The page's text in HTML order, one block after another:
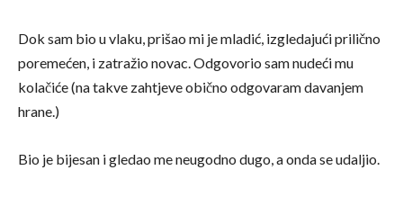
Dok sam bio u vlaku, prišao mi je mladić, izgledajući prilično
poremećen, i zatražio novac. Odgovorio sam nudeći mu
kolačiće (na takve zahtjeve obično odgovaram davanjem
hrane.)
Bio je bijesan i gledao me neugodno dugo, a onda se udaljio.